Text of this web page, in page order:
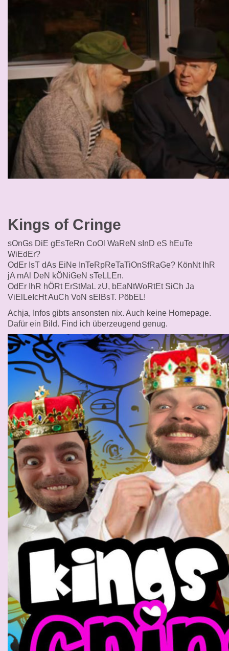
Kings of Cringe
sOnGs DiE gEsTeRn CoOl WaReN sInD eS hEuTe
WiEdEr?
OdEr IsT dAs EiNe InTeRpReTaTiOnSfRaGe? KönNt IhR
jA mAl DeN kÖNiGeN sTeLLEn.
OdEr IhR hÖRt ErStMaL zU, bEaNtWoRtEt SiCh Ja
ViElLeIcHt AuCh VoN sElBsT. PöbEL!
Achja, Infos gibts ansonsten nix. Auch keine Homepage.
Dafür ein Bild. Find ich überzeugend genug.